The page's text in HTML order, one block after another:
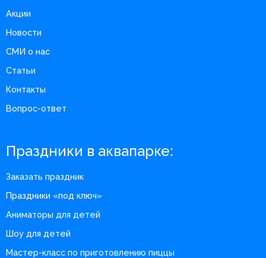
Акции
Новости
СМИ о нас
Статьи
Контакты
Вопрос-ответ
Праздники в аквапарке:
Заказать праздник
Праздники «под ключ»
Аниматоры для детей
Шоу для детей
Мастер-класс по приготовлению пиццы